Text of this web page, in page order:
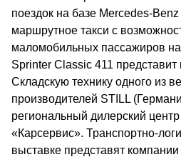
поездок на базе Mercedes-
маршрутное такси с
маломобильных пассажиров
Sprinter Classic 411
Складскую технику одного из
производителей STILL
региональный дилерский
«Карсервис». Транспортно-
выставке представят